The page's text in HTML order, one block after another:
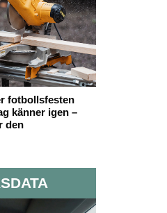
fotbollsfesten
känner igen –
den